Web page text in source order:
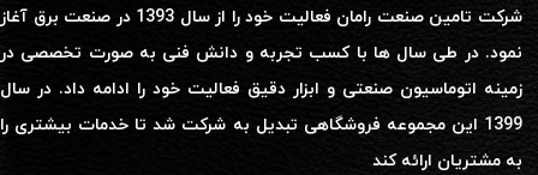
شرکت تامین صنعت رامان فعالیت خود را از سال 1393 در صنعت برق آغاز
نمود. در طی سال ها با کسب تجربه و دانش فنی به صورت تخصصی در
زمینه اتوماسیون صنعتی و ابزار دقیق فعالیت خود را ادامه داد. در سال
1399 این مجموعه فروشگاهی تبدیل به شرکت شد تا خدمات بیشتری را
به مشتریان ارائه کند